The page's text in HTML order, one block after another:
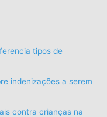
tipos de
indenizações a serem
contra crianças na